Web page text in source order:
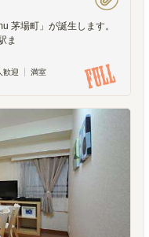
茅場町」が誕生します。
ま
歓迎 満室